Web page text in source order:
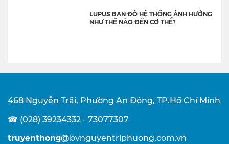
LUPUS BAN ĐỎ HỆ THỐNG ẢNH HƯỞNG
NHƯ THẾ NÀO ĐẾN CƠ THỂ?
468 Nguyễn Trãi, Phường An Đông, TP.Hồ Chí Minh
☎ (028) 39234332 - 73077307
truyenthong@bvnguyentriphuong.com.vn